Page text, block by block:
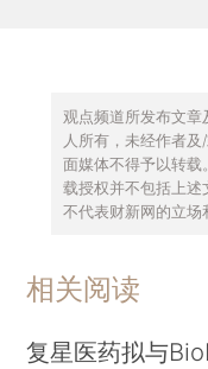
观点频道所发布文章
人所有，未经作者
面媒体不得予以转载
载授权并不包括上述
不代表财新网的立场
相关阅读
复星医药拟与